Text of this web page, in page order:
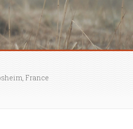
France